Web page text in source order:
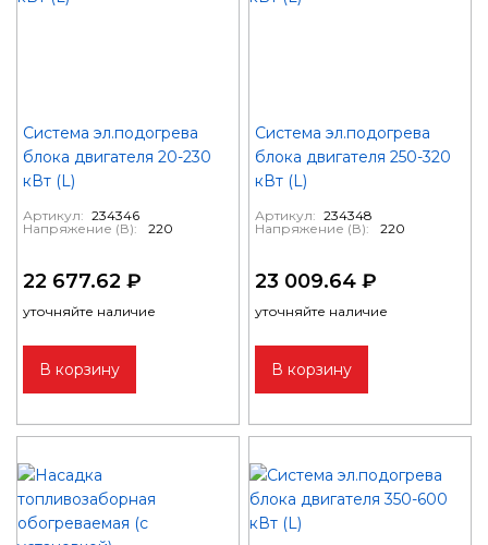
Система эл.подогрева
блока двигателя 20-230
кВт (L)
Артикул: 234346
Напряжение (В):
220
22 677.62 ₽
уточняйте наличие
В корзину
Система эл.подогрева
блока двигателя 250-320
кВт (L)
Артикул: 234348
Напряжение (В):
220
23 009.64 ₽
уточняйте наличие
В корзину